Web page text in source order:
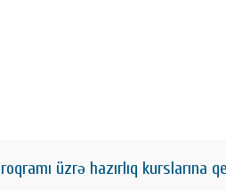
üzrə hazırlıq kurslarına